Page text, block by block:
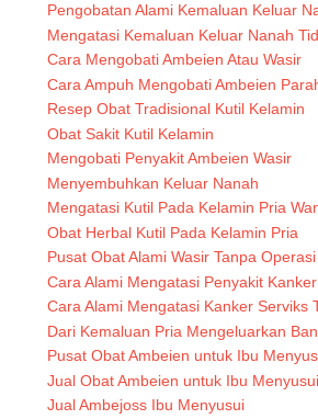
Pengobatan Alami Kemaluan Keluar
Mengatasi Kemaluan Keluar Nanah
Cara Mengobati Ambeien Atau Wasir
Cara Ampuh Mengobati Ambeien
Resep Obat Tradisional Kutil Kelamin
Obat Sakit Kutil Kelamin
Mengobati Penyakit Ambeien Wasir
Menyembuhkan Keluar Nanah
Mengatasi Kutil Pada Kelamin Pria
Obat Herbal Kutil Pada Kelamin Pria
Pusat Obat Alami Wasir Tanpa Operasi
Cara Alami Mengatasi Penyakit
Cara Alami Mengatasi Kanker Serviks
Dari Kemaluan Pria Mengeluarkan
Pusat Obat Ambeien untuk Ibu
Jual Obat Ambeien untuk Ibu Menyusui
Jual Ambejoss Ibu Menyusui